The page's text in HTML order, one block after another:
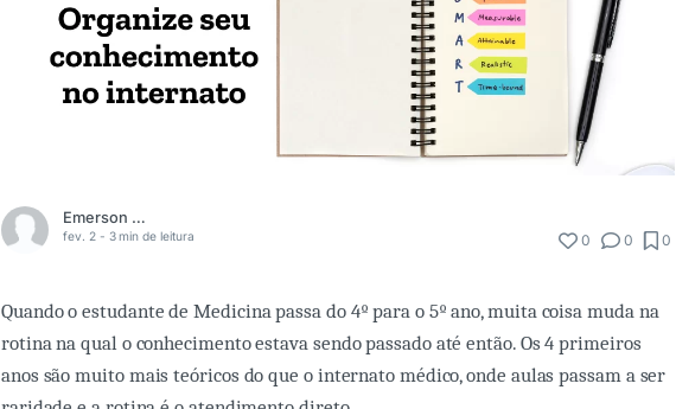
Emerson Wolaniuk
fev. 2 - 3 min de leitura 0 0 0
Quando o estudante de Medicina passa do 4º para o 5º ano, muita coisa muda na
rotina na qual o conhecimento estava sendo passado até então. Os 4 primeiros
anos são muito mais teóricos do que o internato médico, onde aulas passam a ser